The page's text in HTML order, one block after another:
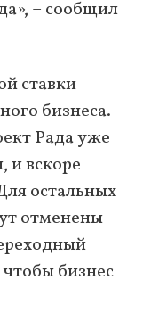
– сообщил
ставки
бизнеса.
Рада уже
и вскоре
остальных
отменены
бизнес